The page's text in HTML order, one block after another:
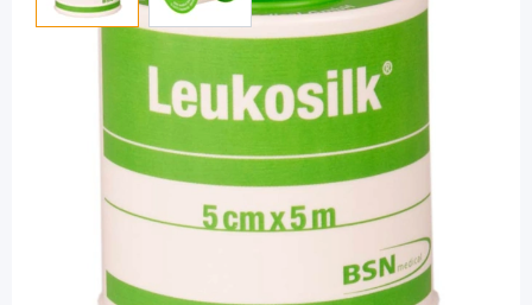
Leukosilk 5 m x 5 cm - Fixierpflaster / 1
PZN: 00626231 / Diashop.de Kat.-Nr.111121
Lieferzeit 3-7 Werktage
für empfindliche Haut